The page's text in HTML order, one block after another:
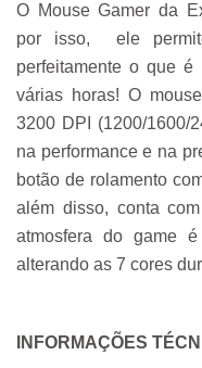
O Mouse Gamer da
por isso,  ele
perfeitamente o que
várias horas! O
3200 DPI (1200/1600/
na performance e na
botão de rolamento
além disso, conta
atmosfera do game
alterando as 7 cores
INFORMAÇÕES